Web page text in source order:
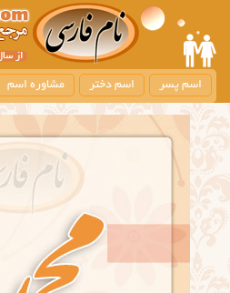
m
i
c
n
t
اسم پسر اسم دختر مشاوره اسم